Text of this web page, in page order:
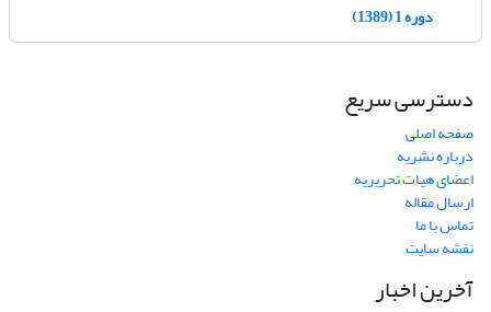
دوره 1 (1389)
دسترسی سریع
صفحه اصلی
درباره نشریه
اعضای هیات تحریریه
ارسال مقاله
تماس با ما
نقشه سایت
آخرین اخبار